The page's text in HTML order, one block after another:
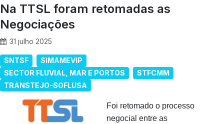
Na TTSL foram retomadas as
Negociações
31 julho 2025
SNTSF
SIMAMEVIP
SECTOR FLUVIAL, MAR E PORTOS
STFCMM
TRANSTEJO-SOFLUSA
Foi retomado o processo
negocial entre as